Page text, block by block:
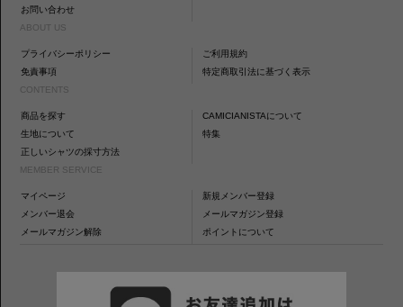
お問い合わせ
ABOUT US
プライバシーポリシー
ご利用規約
免責事項
特定商取引法に基づく表示
CONTENTS
商品を探す
CAMICIANISTAについて
生地について
特集
正しいシャツの採寸方法
MEMBER SERVICE
マイページ
新規メンバー登録
メンバー退会
メールマガジン登録
メールマガジン解除
ポイントについて